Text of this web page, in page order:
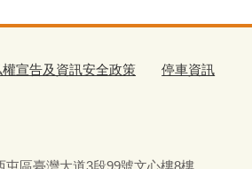
權宣告及資訊安全政策 停車資訊
屯區臺灣大道3段99號文心樓8樓